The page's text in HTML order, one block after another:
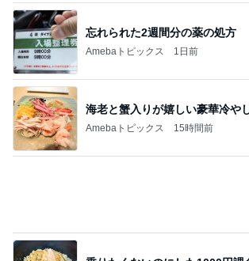
海老と蟹入りが嬉しい豪華冷やし
Amebaトピックス 15時間前